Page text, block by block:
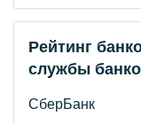
Рейтинг
службы
СберБанк